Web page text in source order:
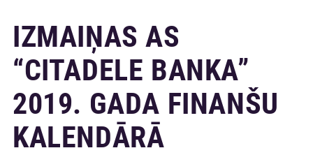
IZMAIŅAS AS
“CITADELE BANKA”
2019. GADA FINANŠU
KALENDĀRĀ